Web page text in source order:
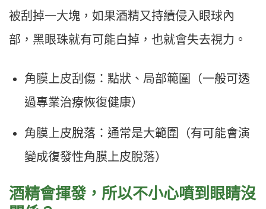
被刮掉一大塊，如果酒精又持續侵入眼球內
部，黑眼珠就有可能白掉，也就會失去視力。
角膜上皮刮傷：點狀、局部範圍（一般可透
過專業治療恢復健康）
角膜上皮脫落：通常是大範圍（有可能會演
變成復發性角膜上皮脫落）
酒精會揮發，所以不小心噴到眼睛沒